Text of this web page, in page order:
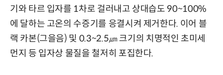
기와 타르 입자를 1차로 걸러내고 상대습도 90~100%
에 달하는 고온의 수증기를 응결시켜 제거한다. 이어 블
랙 카본(그을음) 및 0.3~2.5㎛ 크기의 치명적인 초미세
먼지 등 입자상 물질을 철저히 포집한다.